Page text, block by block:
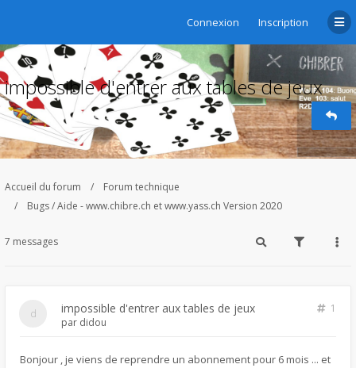
Connexion Inscription
impossible d'entrer aux tables de jeux
Accueil du forum
Forum technique
Bugs / Aide - www.chibre.ch et www.yass.ch Version 2020
7 messages
impossible d'entrer aux tables de jeux
1
par didou
Bonjour , je viens de reprendre un abonnement pour 6 mois ... et